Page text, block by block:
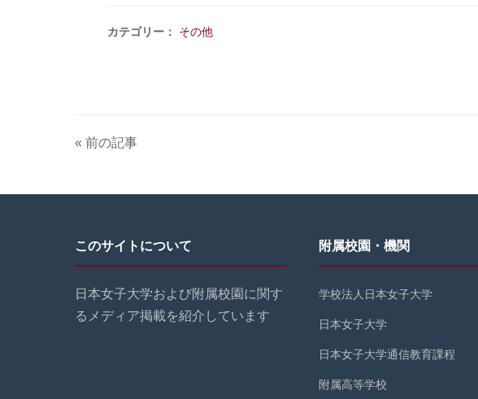
カテゴリー： その他
« 前の記事
このサイトについて
日本女子大学および附属校園に関す
るメディア掲載を紹介しています
附属校園・機関
学校法人日本女子大学
日本女子大学
日本女子大学通信教育課程
附属高等学校